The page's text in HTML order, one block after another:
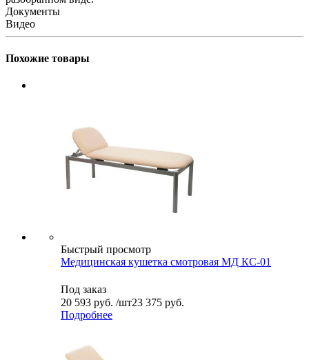
Документы
Видео
Похожие товары
Быстрый просмотр
Медицинская кушетка смотровая МД КС-01
Под заказ
20 593 руб. /шт23 375 руб.
Подробнее